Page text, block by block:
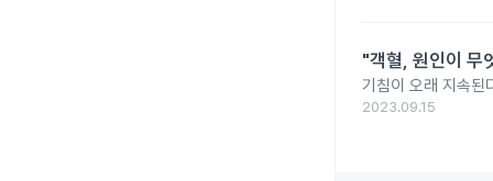
"객혈, 원인이 무
기침이 오래 지속된
2023.09.15